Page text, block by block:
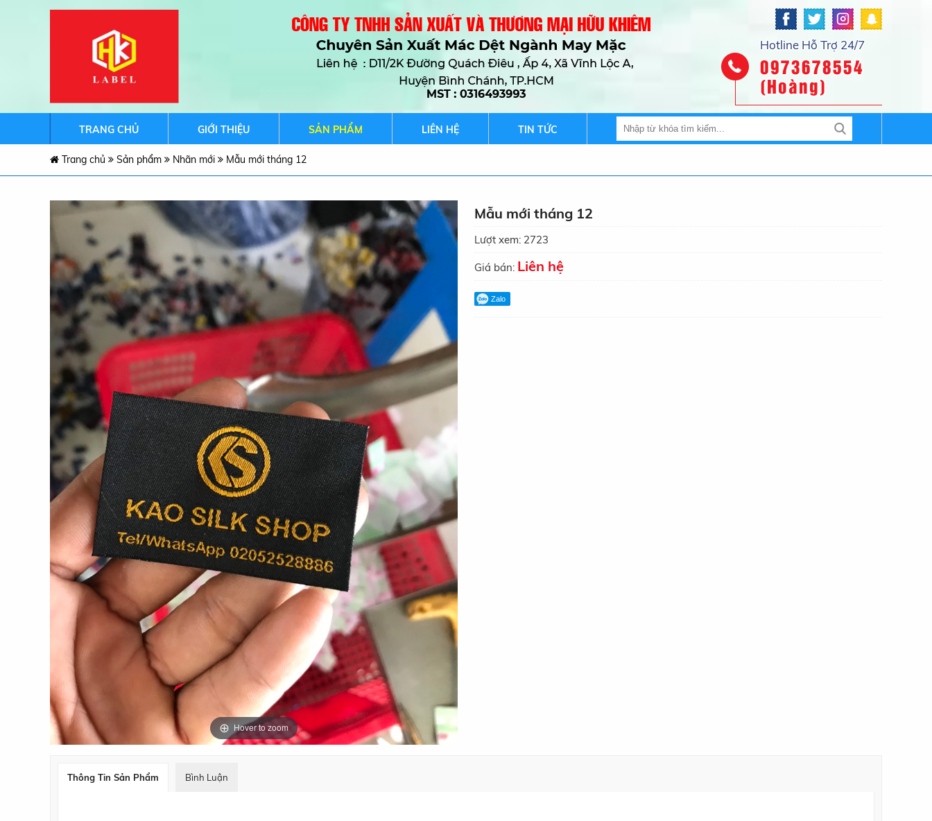
Hotline Hỗ Trợ 24/7
0973678554
(Hoàng)
TRANG CHỦ GIỚI THIỆU SẢN PHẨM LIÊN HỆ TIN TỨC
Trang chủ Sản phẩm Nhãn mới Mẫu mới tháng 12
Hover to zoom
Mẫu mới tháng 12
Lượt xem: 2723
Giá bán: Liên hệ
Zalo
Thông Tin Sản Phẩm Bình Luận